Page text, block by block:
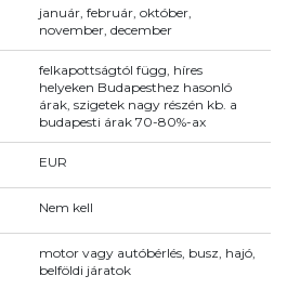
január, február, október,
november, december
felkapottságtól függ, híres
helyeken Budapesthez hasonló
árak, szigetek nagy részén kb. a
budapesti árak 70-80%-ax
EUR
Nem kell
motor vagy autóbérlés, busz, hajó,
belföldi járatok